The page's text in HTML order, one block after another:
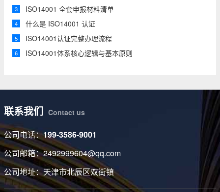
3 ISO14001 全套申报材料清单
4 什么是 ISO14001 认证
5 ISO14001认证完整办理流程
6 ISO14001体系核心逻辑与基本原则
联系我们 Contact us
公司电话：199-3586-9001
公司邮箱：2492999604@qq.com
公司地址：天津市北辰区双街镇